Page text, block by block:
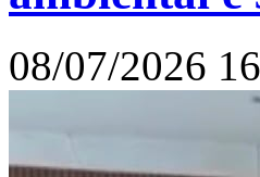
08/07/2026